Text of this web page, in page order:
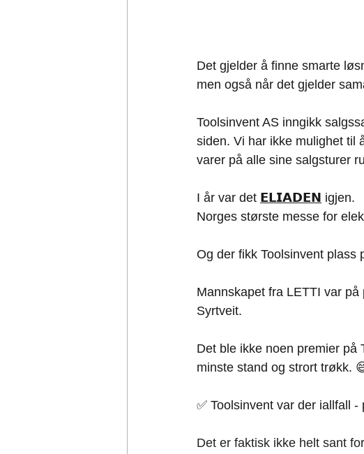
Det gjelder å finne smarte
men også når det gjelder
Toolsinvent AS inngikk
siden. Vi har ikke mulighet til
varer på alle sine salgsturer
I år var det 𝗘𝗟𝗜𝗔𝗗𝗘𝗡 igjen.
Norges største messe for
Og der fikk Toolsinvent plass
Mannskapet fra LETTI var på
Syrtveit.
Det ble ikke noen premier på
minste stand og strort trøkk.
✅ Toolsinvent var der iallfall
Det er faktisk ikke helt sant